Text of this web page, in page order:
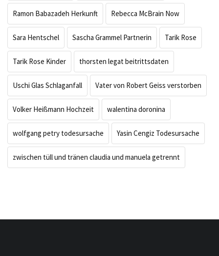
Ramon Babazadeh Herkunft Rebecca McBrain Now
Sara Hentschel Sascha Grammel Partnerin Tarik Rose
Tarik Rose Kinder thorsten legat beitrittsdaten
Uschi Glas Schlaganfall Vater von Robert Geiss verstorben
Volker Heißmann Hochzeit walentina doronina
wolfgang petry todesursache Yasin Cengiz Todesursache
zwischen tüll und tränen claudia und manuela getrennt